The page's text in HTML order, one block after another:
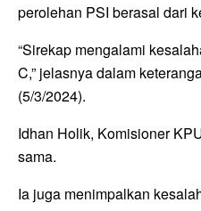
perolehan PSI berasal dari
“Sirekap mengalami
C,” jelasnya dalam
(5/3/2024).
Idhan Holik, Komisioner
sama.
Ia juga menimpalkan